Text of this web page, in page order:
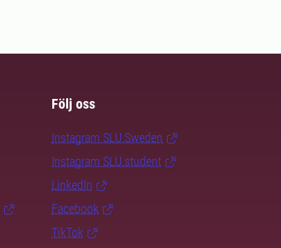
Följ oss
Instagram SLU.Sweden
Instagram SLU.student
LinkedIn
Facebook
TikTok